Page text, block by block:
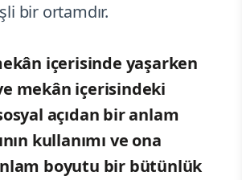
bir ortamdır.
içerisinde yaşarken
mekân içerisindeki
açıdan bir anlam
kullanımı ve ona
boyutu bir bütünlük